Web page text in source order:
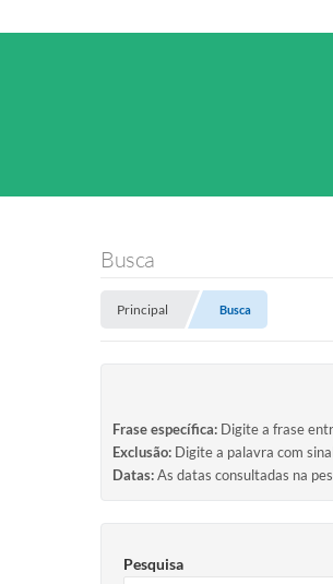
Busca
Principal Busca
Frase específica: Digite a frase
Exclusão: Digite a palavra com
Datas:As datas consultadas na
Pesquisa